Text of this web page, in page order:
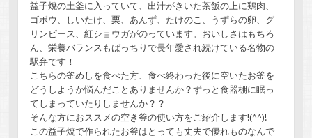
益子焼の土釜に入っていて、出汁がきいた茶飯の上に鶏肉、
ゴボウ、しいたけ、栗、あんず、たけのこ、うずらの卵、グ
リンピース、紅ショウガがのっています。おいしさはもちろ
ん、栄養バランスもばっちりで長年愛され続けている名物の
駅弁です！
こちらの釜めしを食べた方、食べ終わった後に空いたお釜を
どうしようか悩んだことありませんか？ずっと食器棚に眠っ
てしまっていたりしませんか？？
そんな方におススメの空き釜の使い方をご紹介します!(^^)!
この益子焼で作られたお釜はとっても丈夫で優れものなんで